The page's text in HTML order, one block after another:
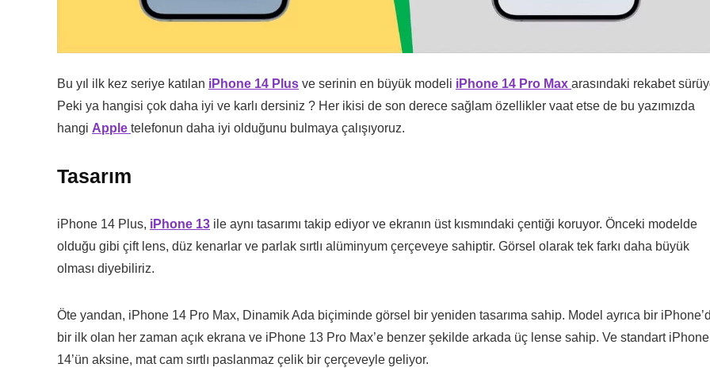
Bu yıl ilk kez seriye katılan iPhone 14 Plus ve serinin en büyük modeli iPhone 14 Pro Max arasındaki rekabet
Peki ya hangisi çok daha iyi ve karlı dersiniz ? Her ikisi de son derece sağlam özellikler vaat etse de bu yazımızda
hangi Apple telefonun daha iyi olduğunu bulmaya çalışıyoruz.
Tasarım
iPhone 14 Plus, iPhone 13 ile aynı tasarımı takip ediyor ve ekranın üst kısmındaki çentiği koruyor. Önceki modelde
olduğu gibi çift lens, düz kenarlar ve parlak sırtlı alüminyum çerçeveye sahiptir. Görsel olarak tek farkı daha büyük
olması diyebiliriz.
Öte yandan, iPhone 14 Pro Max, Dinamik Ada biçiminde görsel bir yeniden tasarıma sahip. Model ayrıca bir
bir ilk olan her zaman açık ekrana ve iPhone 13 Pro Max’e benzer şekilde arkada üç lense sahip. Ve standart iPhone
14’ün aksine, mat cam sırtlı paslanmaz çelik bir çerçeveyle geliyor.